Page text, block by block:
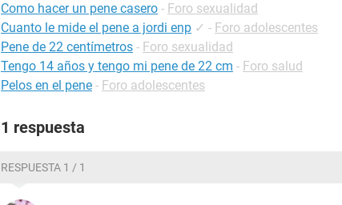
Como hacer un pene casero - Foro sexualidad
Cuanto le mide el pene a jordi enp ✓ - Foro adolescentes
Pene de 22 centímetros - Foro sexualidad
Tengo 14 años y tengo mi pene de 22 cm - Foro salud
Pelos en el pene - Foro adolescentes
1 respuesta
RESPUESTA 1 / 1